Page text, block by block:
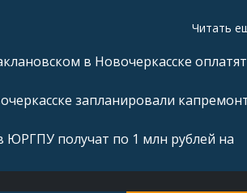
Читать
в Новочеркасске
запланировали
ЮРГПУ получат по 1 млн рублей на